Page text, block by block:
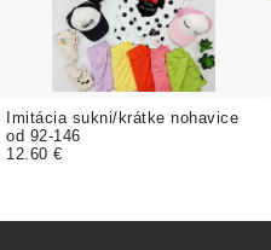
Imitácia sukni/krátke nohavice
od 92-146
12.60 €